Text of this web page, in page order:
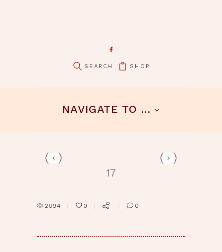
SHOP
NAVIGATE TO ...
19
17
2094 0 0